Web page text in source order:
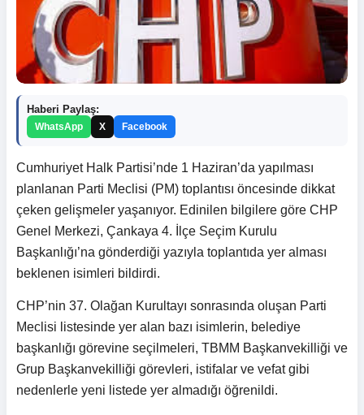
Haberi Paylaş:
WhatsApp X Facebook
Cumhuriyet Halk Partisi’nde 1 Haziran’da yapılması
planlanan Parti Meclisi (PM) toplantısı öncesinde dikkat
çeken gelişmeler yaşanıyor. Edinilen bilgilere göre CHP
Genel Merkezi, Çankaya 4. İlçe Seçim Kurulu
Başkanlığı’na gönderdiği yazıyla toplantıda yer alması
beklenen isimleri bildirdi.
CHP’nin 37. Olağan Kurultayı sonrasında oluşan Parti
Meclisi listesinde yer alan bazı isimlerin, belediye
başkanlığı görevine seçilmeleri, TBMM Başkanvekilliği ve
Grup Başkanvekilliği görevleri, istifalar ve vefat gibi
nedenlerle yeni listede yer almadığı öğrenildi.